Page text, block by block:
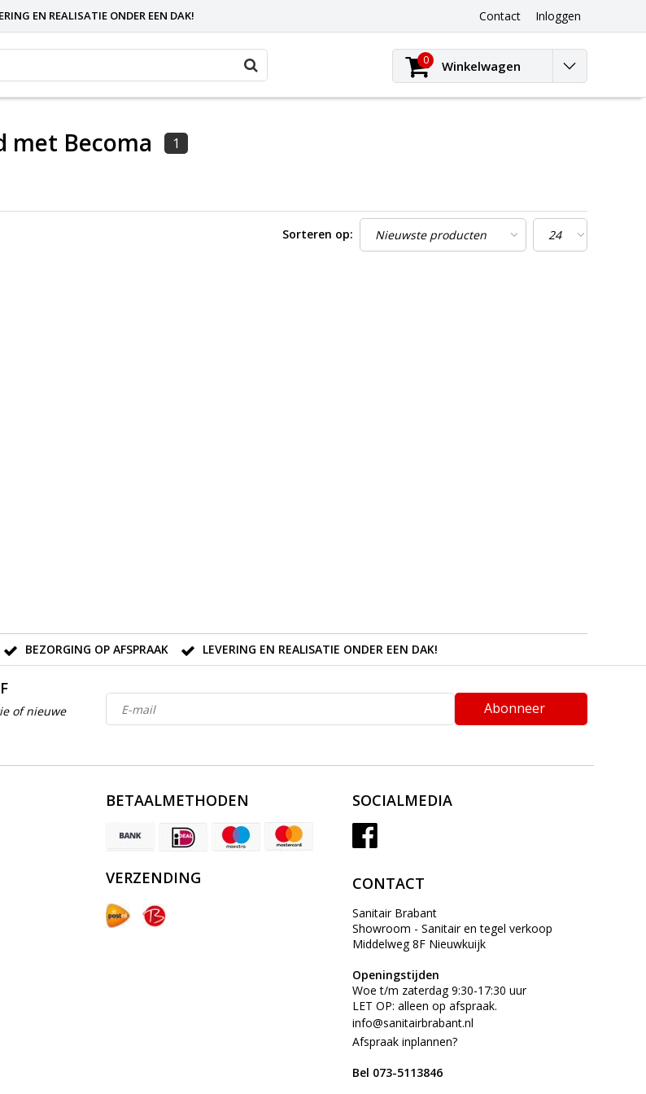
EN REALISATIE ONDER EEN DAK! Contact Inloggen
0 Winkelwagen
met Becoma 1
Sorteren op:
BEZORGING OP AFSPRAAK LEVERING EN REALISATIE ONDER EEN DAK!
of nieuwe
Abonneer
BETAALMETHODEN
VERZENDING
SOCIALMEDIA
CONTACT
Sanitair Brabant
Showroom - Sanitair en tegel verkoop
Middelweg 8F Nieuwkuijk
Openingstijden
Woe t/m zaterdag 9:30-17:30 uur
LET OP: alleen op afspraak.
info@sanitairbrabant.nl
Afspraak inplannen?
Bel 073-5113846